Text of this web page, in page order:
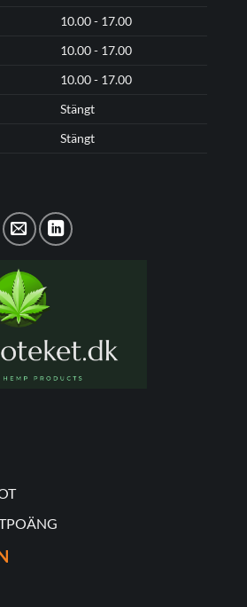
10.00 - 17.00
10.00 - 17.00
10.00 - 17.00
Stängt
Stängt